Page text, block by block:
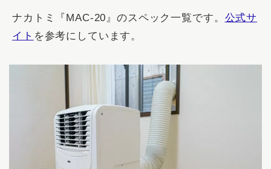
ナカトミ『MAC‐20』のスペック一覧です。 公式サ
イト を参考にしています。